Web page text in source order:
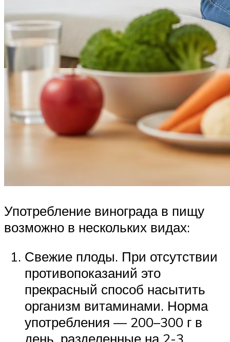
Употребление винограда в пищу
возможно в нескольких видах:
Свежие плоды. При отсутствии
противопоказаний это
прекрасный способ насытить
организм витаминами. Норма
употребления — 200–300 г в
день, разделенные на 2-3